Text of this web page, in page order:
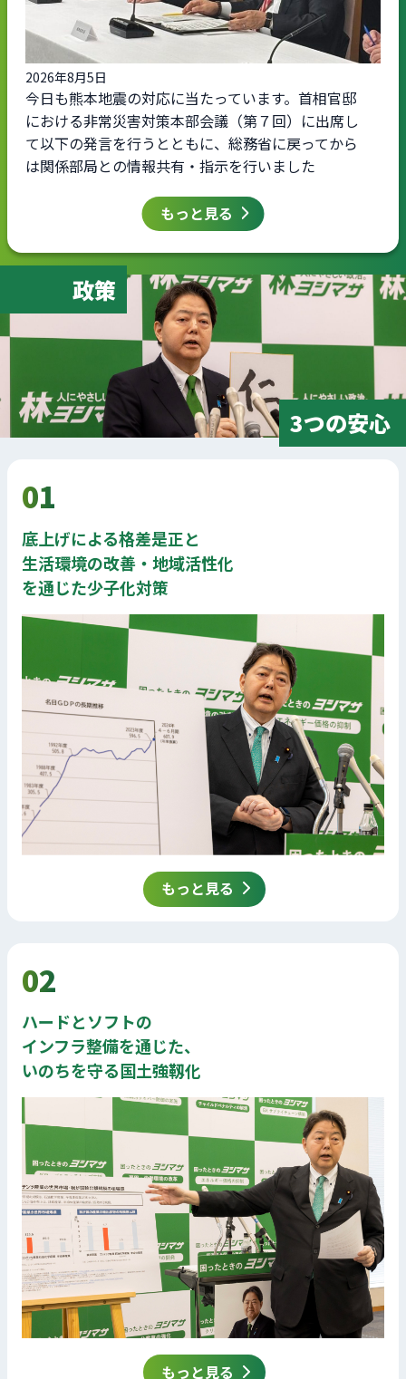
もっと見る
2026年8月5日
今日も熊本地震の対応に当たっています。首相官邸
における非常災害対策本部会議（第７回）に出席し
て以下の発言を行うとともに、総務省に戻ってから
は関係部局との情報共有・指示を行いました
政策
3つの安心
01
底上げによる格差是正と
生活環境の改善・地域活性化
を通じた少子化対策
もっと見る
02
ハードとソフトの
インフラ整備を通じた、
いのちを守る国土強靱化
もっと見る